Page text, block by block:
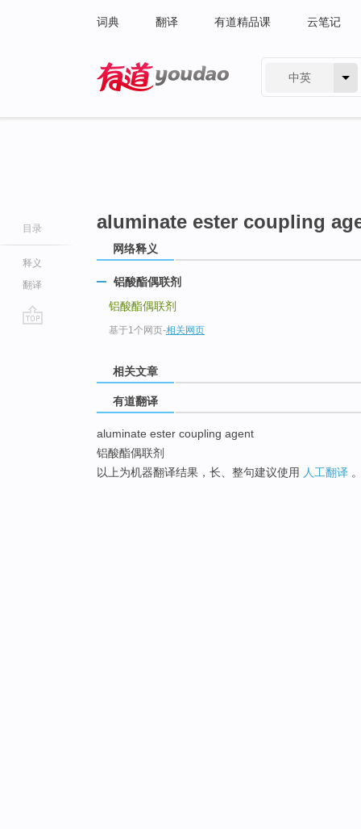
词典 翻译 有道精品课 云笔记
中英
目录
释义
翻译
aluminate ester coupling
网络释义
铝酸酯偶联剂
铝酸酯偶联剂
基于1个网页-相关网页
相关文章
有道翻译
aluminate ester coupling agent
铝酸酯偶联剂
以上为机器翻译结果，长、整句建议使用 人工翻译